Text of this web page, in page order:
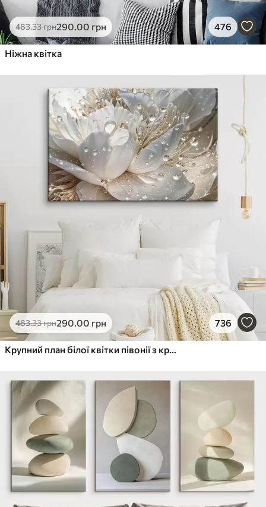
483.33грн290.00 грн 476
Ніжна квітка
483.33грн290.00 грн 736
Крупний план білої квітки півонії з крапельками води на пелюстках на розмитому фоні